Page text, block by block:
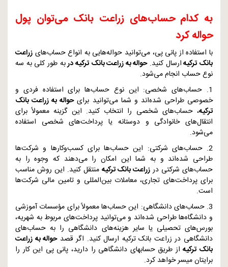
به کدام حساب‌های زراعت بانک می‌توان پول
حواله کرد
با استفاده از پانی پی، می‌توانید حواله‌هایی به انواع حساب‌های زراعت
بانک ترکیهارسال کنید.حواله به زراعت بانک ترکیه دربه طور کلی به سه
نوع حساب انجام می‌شود.
1. حساب‌های شخصی: این نوع حساب‌ها برای استفاده فردی و
خصوصی طراحی شده‌اند و شما می‌توانید برایحواله به زراعت بانک
ترکیه، حساب‌های شخصی را انتخاب کنید. این گزینه معمولاً برای
انتقال‌های خانوادگی و دوستانه یا پرداخت‌های شخصی استفاده
می‌شود.
2. حساب‌های شرکتی: این حساب‌ها برای کسب‌وکارها و شرکت‌ها
طراحی شده‌اند و به شما این امکان را می‌دهند که وجوه را به
حساب‌های شرکتی در زراعت بانک ترکیه منتقل کنید. این روش مناسب
برای پرداخت‌های تجاری، معاملات بین‌المللی و تامین مالی شرکت‌ها
است.
3. حساب‌های دانشگاهی: این حساب‌ها معمولاً برای مؤسسات آموزشی
و دانشگاه‌ها طراحی شده‌اند و می‌توانید پرداخت‌های مربوط به شهریه،
بورس‌های تحصیلی یا سایر هزینه‌های دانشگاهی را به حساب‌های
دانشگاهی در زراعت بانک ترکیه ارسال کنید. اگر قصدحواله به زراعت
بانک ترکیهاز طریق حسابهای دانشگاهی را دارید، پانی پی این کار را
برایتان میسر خواهد کرد.